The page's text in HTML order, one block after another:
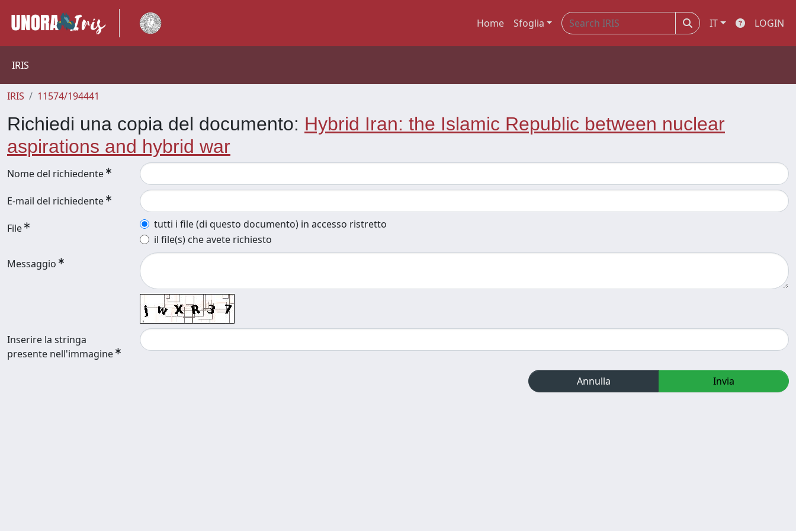
Home Sfoglia IT LOGIN
IRIS
IRIS 11574/194441
Richiedi una copia del documento: Hybrid Iran: the Islamic Republic between nuclear
aspirations and hybrid war
Nome del richiedente
E-mail del richiedente
File
tutti i file (di questo documento) in accesso ristretto
il file(s) che avete richiesto
Messaggio
Inserire la stringa
presente nell'immagine
Annulla Invia